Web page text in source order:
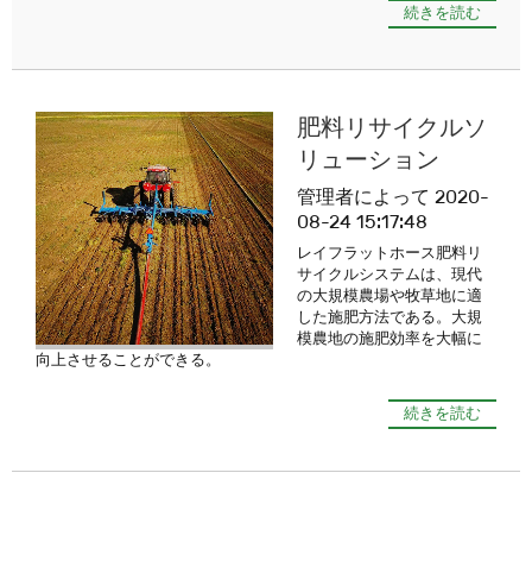
続きを読む
肥料リサイクルソ
リューション
管理者によって 2020-
08-24 15:17:48
レイフラットホース肥料リ
サイクルシステムは、現代
の大規模農場や牧草地に適
した施肥方法である。大規
模農地の施肥効率を大幅に
向上させることができる。
続きを読む